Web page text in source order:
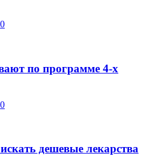
0
по программе 4-х
0
дешевые лекарства